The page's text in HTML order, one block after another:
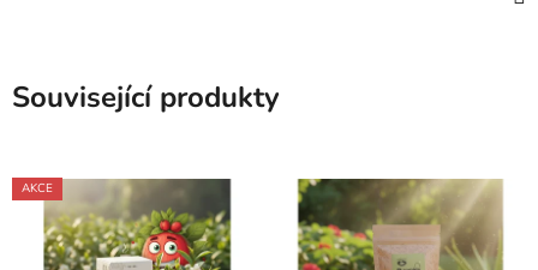
Související produkty
AKCE